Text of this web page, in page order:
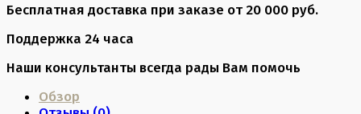
Бесплатная доставка при заказе от 20 000 руб.
Поддержка 24 часа
Наши консультанты всегда рады Вам помочь
Обзор